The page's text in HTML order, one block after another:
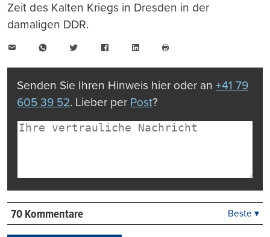
Zeit des Kalten Kriegs in Dresden in der
damaligen DDR.
WhatsAppTwitter FacebookLinkedIn
drucken
Senden Sie Ihren Hinweis hier oder an +41 79
605 39 52. Lieber per Post?
70 Kommentare Beste ▾